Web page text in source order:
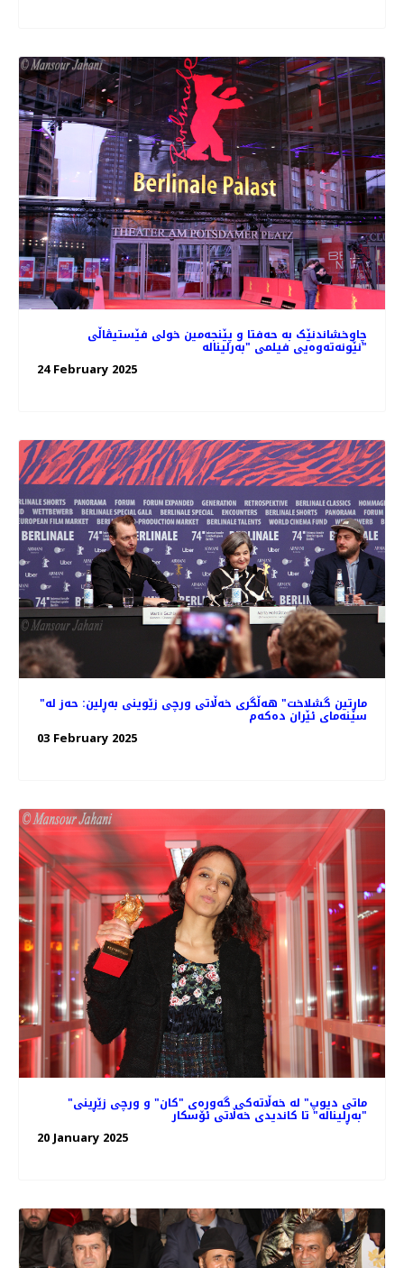
چاوخشاندنێک به حه‌فتا و پێنجه‌مین خولی فێستیڤاڵی
نێونه‌ته‌وه‌یی فیلمی "بەرلیناله"
24 February 2025
"ماڕتین گشلاخت" هە‌ڵگری خه‌ڵاتی ورچی زێوینی بەڕلین: حه‌ز له
سینه‌مای ئێران ده‌که‌م
03 February 2025
"ماتی دیوپ" لە خه‌ڵاته‌کی گه‌وره‌ی "کان" و ورچی زێڕینی
"بەڕلیناله" تا کاندیدی خه‌ڵاتی ئۆسکار
20 January 2025